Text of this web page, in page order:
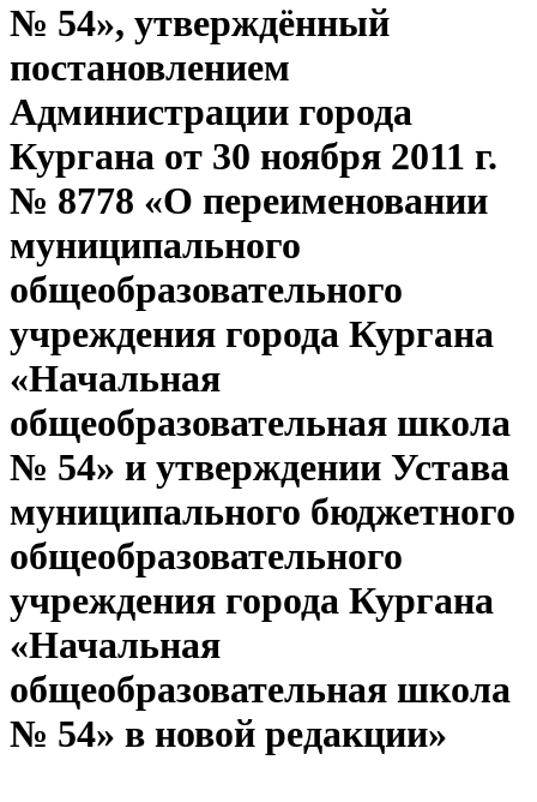
№ 54», утверждённый
постановлением
Администрации города
Кургана от 30 ноября 2011 г.
№ 8778 «О переименовании
муниципального
общеобразовательного
учреждения города Кургана
«Начальная
общеобразовательная школа
№ 54» и утверждении Устава
муниципального бюджетного
общеобразовательного
учреждения города Кургана
«Начальная
общеобразовательная школа
№ 54» в новой редакции»